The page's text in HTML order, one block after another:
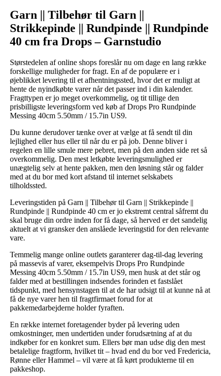
Garn || Tilbehør til Garn ||
Strikkepinde || Rundpinde || Rundpinde
40 cm fra Drops – Garnstudio
Størstedelen af online shops foreslår nu om dage en lang række
forskellige muligheder for fragt. En af de populære er i
øjeblikket levering til et afhentningssted, hvor det er muligt at
hente de nyindkøbte varer når det passer ind i din kalender.
Fragttypen er jo meget overkommelig, og tit tillige den
prisbilligste leveringsform ved køb af Drops Pro Rundpinde
Messing 40cm 5.50mm / 15.7in US9.
Du kunne derudover tænke over at vælge at få sendt til din
lejlighed eller hus eller til når du er på job. Denne bliver i
regelen en lille smule mere pebret, men på den anden side ret så
overkommelig. Den mest letkøbte leveringsmulighed er
unægtelig selv at hente pakken, men den løsning står og falder
med at du bor med kort afstand til internet selskabets
tilholdssted.
Leveringstiden på Garn || Tilbehør til Garn || Strikkepinde ||
Rundpinde || Rundpinde 40 cm er jo ekstremt central såfremt du
skal bruge din ordre inden for få dage, så herved er det sandelig
aktuelt at vi gransker den anslåede leveringstid for den relevante
vare.
Temmelig mange online outlets garanterer dag-til-dag levering
på massevis af varer, eksempelvis Drops Pro Rundpinde
Messing 40cm 5.50mm / 15.7in US9, men husk at det står og
falder med at bestillingen indsendes forinden et fastslået
tidspunkt, med hensynstagen til at de har udsigt til at kunne nå at
få de nye varer hen til fragtfirmaet forud for at
pakkemedarbejderne holder fyraften.
En række internet foretagender byder på levering uden
omkostninger, men undertiden under forudsætning af at du
indkøber for en konkret sum. Ellers bør man udse dig den mest
betalelige fragtform, hvilket tit – hvad end du bor ved Fredericia,
Rønne eller Hammel – vil være at få kørt produkterne til en
pakkeshop.